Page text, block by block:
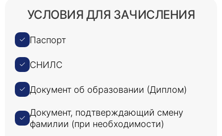
УСЛОВИЯ ДЛЯ ЗАЧИСЛЕНИЯ
Паспорт
СНИЛС
Документ об образовании (Диплом)
Документ, подтверждающий смену
фамилии (при необходимости)